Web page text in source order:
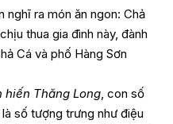
ra món ăn ngon: Chả
thua gia đình này, đành
Cá và phố Hàng Sơn
hiến Thăng Long, con số
số tượng trưng như điệu